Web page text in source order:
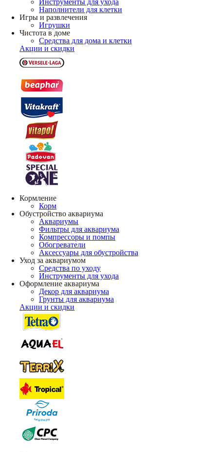
Инструменты для ухода
Наполнители для клетки
Игры и развлечения
Игрушки
Чистота в доме
Средства для дома и клетки
Акции и скидки
Кормление
Корм
Обустройство аквариума
Аквариумы
Фильтры для аквариума
Компрессоры и помпы
Обогреватели
Аксессуары для обустройства
Уход за аквариумом
Средства по уходу
Инструменты для ухода
Оформление аквариума
Декор для аквариума
Грунты для аквариума
Акции и скидки